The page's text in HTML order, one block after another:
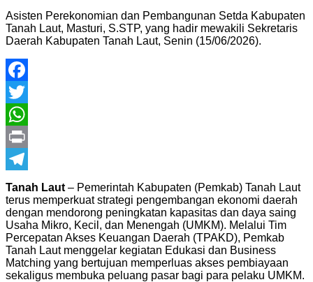
Asisten Perekonomian dan Pembangunan Setda Kabupaten
Tanah Laut, Masturi, S.STP, yang hadir mewakili Sekretaris
Daerah Kabupaten Tanah Laut, Senin (15/06/2026).
Facebook
Twitter
WhatsApp
Print
Telegram
Tanah Laut – Pemerintah Kabupaten (Pemkab) Tanah Laut
terus memperkuat strategi pengembangan ekonomi daerah
dengan mendorong peningkatan kapasitas dan daya saing
Usaha Mikro, Kecil, dan Menengah (UMKM). Melalui Tim
Percepatan Akses Keuangan Daerah (TPAKD), Pemkab
Tanah Laut menggelar kegiatan Edukasi dan Business
Matching yang bertujuan memperluas akses pembiayaan
sekaligus membuka peluang pasar bagi para pelaku UMKM.